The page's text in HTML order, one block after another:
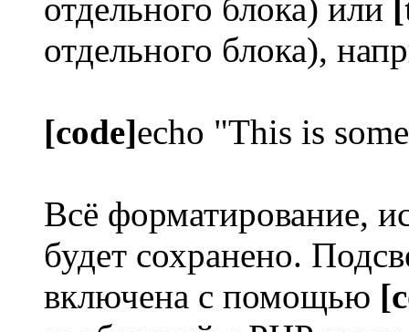
отдельного блока) или
отдельного блока),
[code]echo "This is
Всё форматирование,
будет сохранено.
включена с помощью